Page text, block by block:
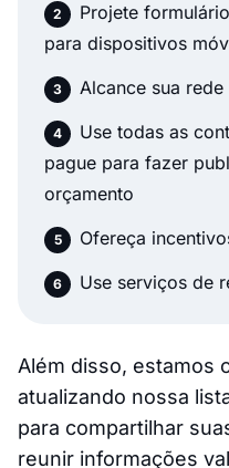
Projete
para dispositivos
Alcance sua
Use todas as
pague para fazer
orçamento
Ofereça
Use serviços de
Além disso, estamos
atualizando nossa
para compartilhar
reunir informações